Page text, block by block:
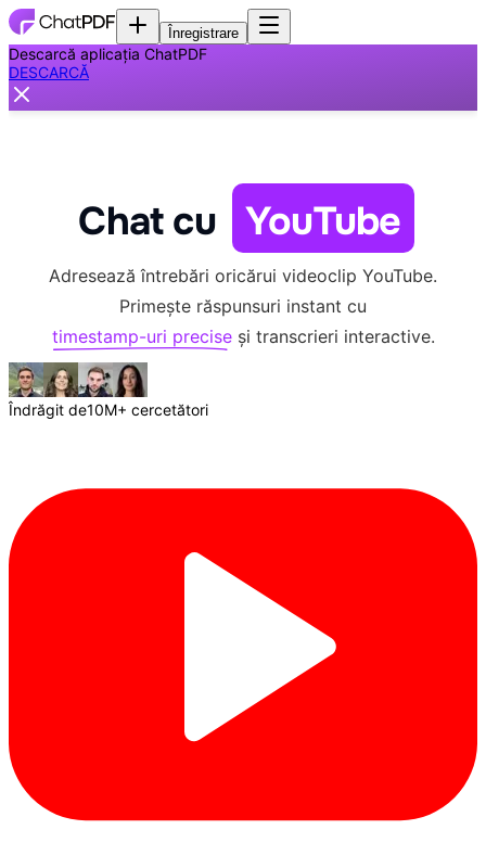
Înregistrare
Descarcă aplicația ChatPDF
DESCARCĂ
Chat cu YouTube
Adresează întrebări oricărui videoclip YouTube.
Primește răspunsuri instant cu
timestamp-uri preciseși transcrieri interactive.
Îndrăgit de10M+ cercetători